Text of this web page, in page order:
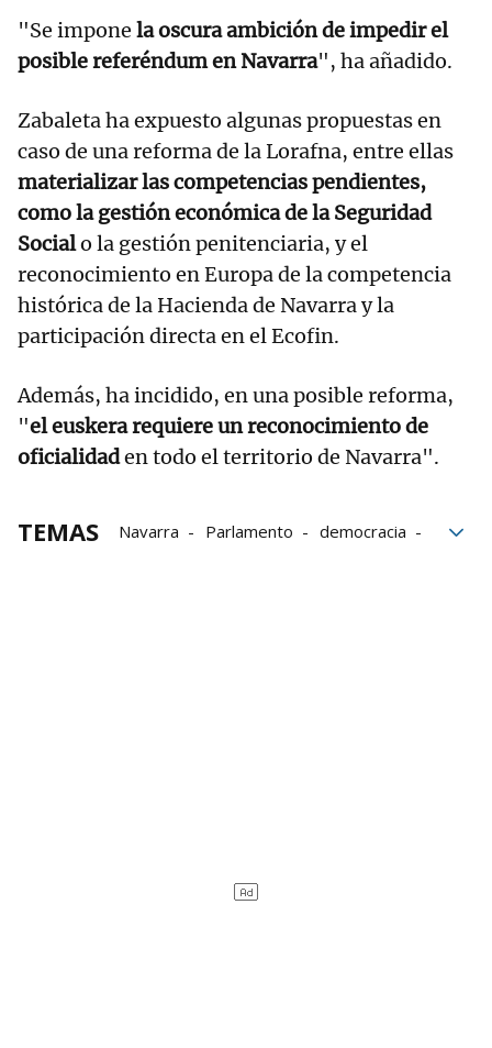
"Se impone la oscura ambición de impedir el
posible referéndum en Navarra", ha añadido.
Zabaleta ha expuesto algunas propuestas en
caso de una reforma de la Lorafna, entre ellas
materializar las competencias pendientes,
como la gestión económica de la Seguridad
Socialo la gestión penitenciaria, y el
reconocimiento en Europa de la competencia
histórica de la Hacienda de Navarra y la
participación directa en el Ecofin.
Además, ha incidido, en una posible reforma,
"el euskera requiere un reconocimiento de
oficialidaden todo el territorio de Navarra".
TEMAS Navarra Parlamento
democracia